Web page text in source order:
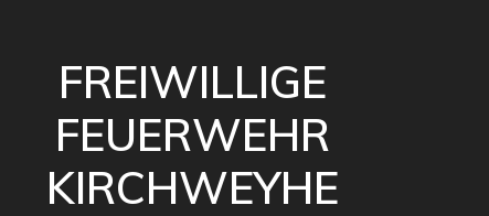
FREIWILLIGE
FEUERWEHR
KIRCHWEYHE